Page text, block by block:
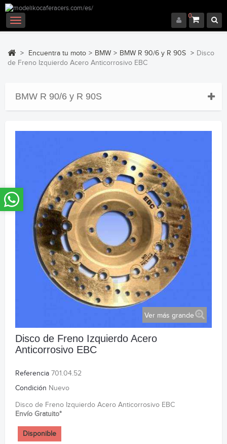
0
Navegación
Toggle
> Encuentra tu moto > BMW > BMW R 90/6 y R 90S > Disco
de Freno Izquierdo Acero Anticorrosivo EBC
BMW R 90/6 y R 90S
Ver más grande
Disco de Freno Izquierdo Acero
Anticorrosivo EBC
Referencia 701.04.52
Condición Nuevo
Disco de Freno Izquierdo Acero Anticorrosivo EBC
Envío Gratuito*
Disponible